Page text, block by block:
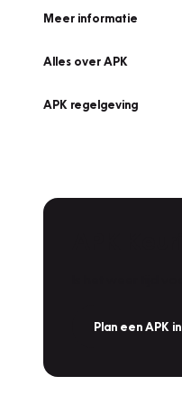
Meer informatie
Alles over APK
APK regelgeving
Plan een APK in